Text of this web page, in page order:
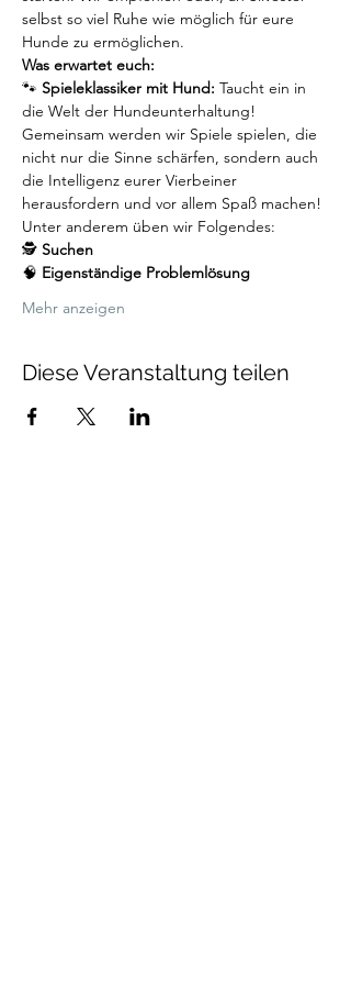
selbst so viel Ruhe wie möglich für eure
Hunde zu ermöglichen.
Was erwartet euch:
🐾 Spieleklassiker mit Hund: Taucht ein in
die Welt der Hundeunterhaltung!
Gemeinsam werden wir Spiele spielen, die
nicht nur die Sinne schärfen, sondern auch
die Intelligenz eurer Vierbeiner
herausfordern und vor allem Spaß machen!
Unter anderem üben wir Folgendes:
🕵️ Suchen
🧠 Eigenständige Problemlösung
Mehr anzeigen
Diese Veranstaltung teilen